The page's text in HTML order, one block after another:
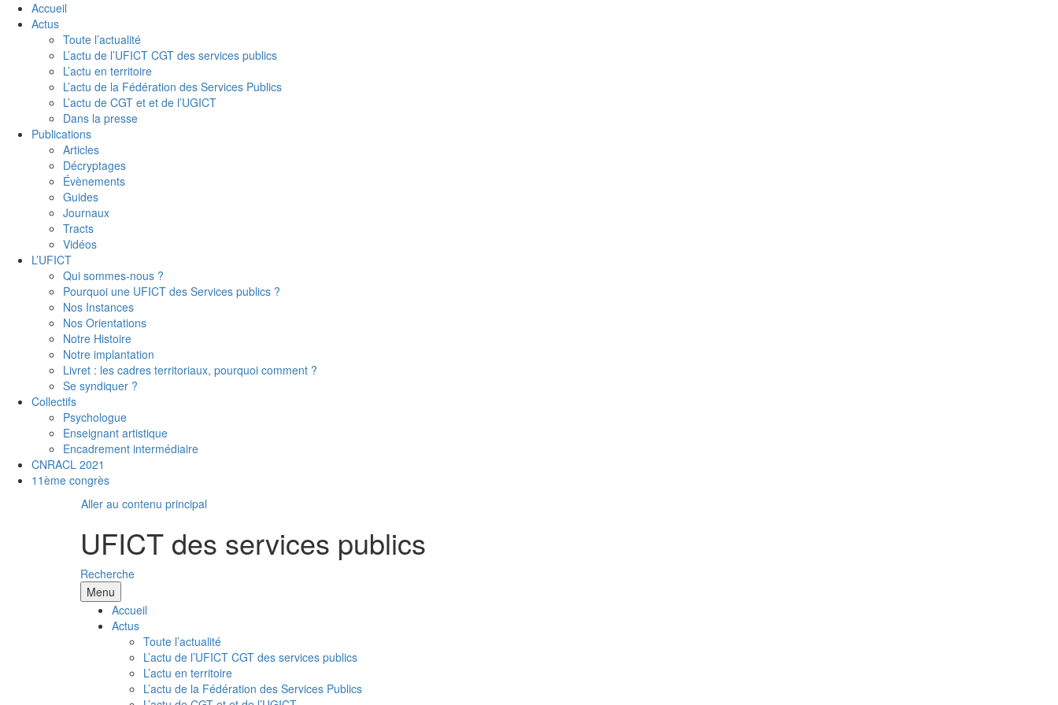
Accueil
Actus
Toute l’actualité
L’actu de l’UFICT CGT des services publics
L’actu en territoire
L’actu de la Fédération des Services Publics
L’actu de CGT et et de l’UGICT
Dans la presse
Publications
Articles
Décryptages
Évènements
Guides
Journaux
Tracts
Vidéos
L’UFICT
Qui sommes-nous ?
Pourquoi une UFICT des Services publics ?
Nos Instances
Nos Orientations
Notre Histoire
Notre implantation
Livret : les cadres territoriaux, pourquoi comment ?
Se syndiquer ?
Collectifs
Psychologue
Enseignant artistique
Encadrement intermédiaire
CNRACL 2021
11ème congrès
Aller au contenu principal
UFICT des services publics
Recherche
Menu
Accueil
Actus
Toute l’actualité
L’actu de l’UFICT CGT des services publics
L’actu en territoire
L’actu de la Fédération des Services Publics